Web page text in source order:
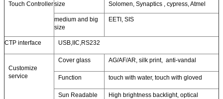
Touch Controllersize
Solomen, Synaptics , cypress, Atmel
medium and big
size
EETI, SIS
CTP interface USB,IIC,RS232
Customize
service
Cover glass AG/AF/AR, silk print, anti-vandal
Function touch with water, touch with gloved
Sun Readable
High brightness backlight, optical